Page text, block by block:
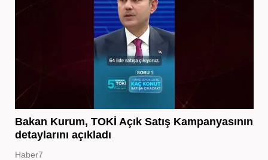
Bakan Kurum, TOKİ Açık Satış Kampanyasının
detaylarını açıkladı
Haber7